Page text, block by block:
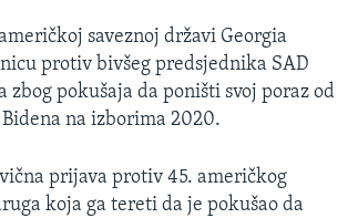
saveznoj državi Georgia
protiv bivšeg predsjednika SAD
zbog pokušaja da poništi svoj poraz od
na izborima 2020.
prijava protiv 45. američkog
koja ga tereti da je pokušao da